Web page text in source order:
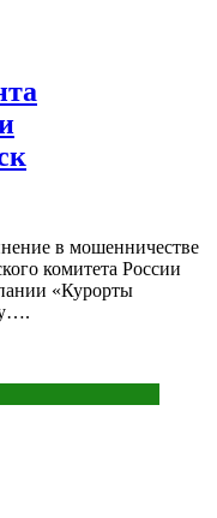
в мошенничестве
комитета России
«Курорты